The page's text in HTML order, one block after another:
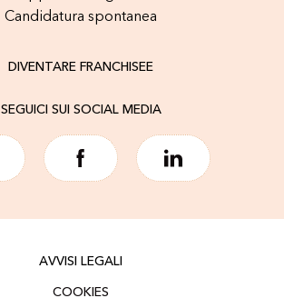
Candidatura spontanea
DIVENTARE FRANCHISEE
SEGUICI SUI SOCIAL MEDIA
AVVISI LEGALI
COOKIES